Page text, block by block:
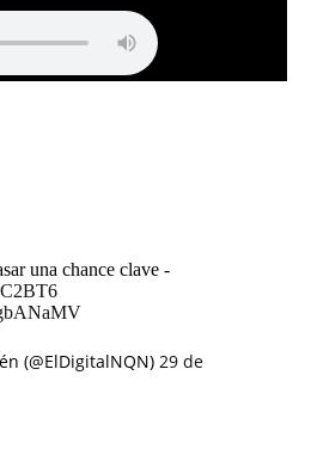
una chance clave -
(@ElDigitalNQN) 29 de